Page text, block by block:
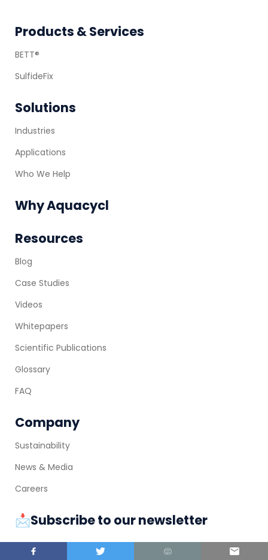
Footer
Products & Services
BETT®
SulfideFix
Solutions
Industries
Applications
Who We Help
Why Aquacycl
Resources
Blog
Case Studies
Videos
Whitepapers
Scientific Publications
Glossary
FAQ
Company
Sustainability
News & Media
Careers
📩Subscribe to our newsletter